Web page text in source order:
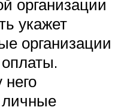
организации
укажет
организации
него